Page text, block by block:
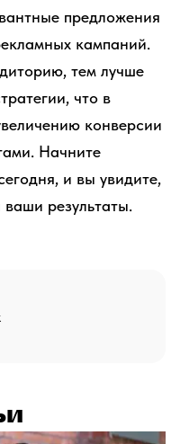
предложения
кампаний.
тем лучше
что в
конверсии
Начните
и вы увидите,
ваши результаты.